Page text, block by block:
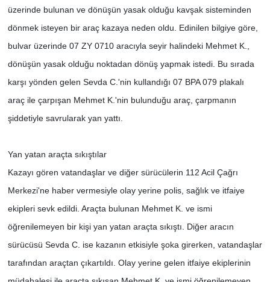
üzerinde bulunan ve dönüşün yasak olduğu kavşak sisteminden
dönmek isteyen bir araç kazaya neden oldu. Edinilen bilgiye göre,
bulvar üzerinde 07 ZY 0710 aracıyla seyir halindeki Mehmet K.,
dönüşün yasak olduğu noktadan dönüş yapmak istedi. Bu sırada
karşı yönden gelen Sevda C.'nin kullandığı 07 BPA 079 plakalı
araç ile çarpışan Mehmet K.'nin bulunduğu araç, çarpmanın
şiddetiyle savrularak yan yattı.
Yan yatan araçta sıkıştılar
Kazayı gören vatandaşlar ve diğer sürücülerin 112 Acil Çağrı
Merkezi'ne haber vermesiyle olay yerine polis, sağlık ve itfaiye
ekipleri sevk edildi. Araçta bulunan Mehmet K. ve ismi
öğrenilemeyen bir kişi yan yatan araçta sıkıştı. Diğer aracın
sürücüsü Sevda C. ise kazanın etkisiyle şoka girerken, vatandaşlar
tarafından araçtan çıkartıldı. Olay yerine gelen itfaiye ekiplerinin